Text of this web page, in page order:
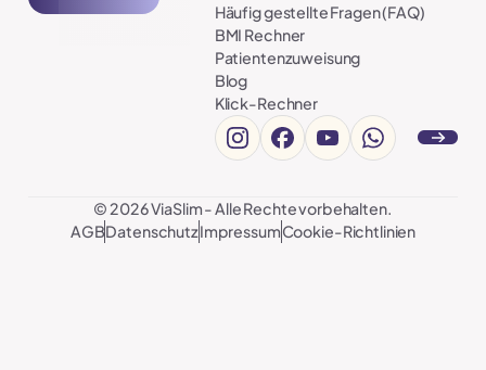
Häufig gestellte Fragen (FAQ)
BMI Rechner
Patientenzuweisung
Blog
Klick-Rechner
Nach
© 2026ViaSlim - Alle Rechte vorbehalten.
AGBDatenschutzImpressumCookie-Richtlinien